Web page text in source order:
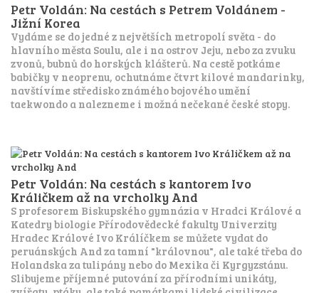
Petr Voldán: Na cestách s Petrem Voldánem -
Jižní Korea
Vydáme se do jedné z největších metropolí světa - do
hlavního města Soulu, ale i na ostrov Jeju, nebo za zvuku
zvonů, bubnů do horských klášterů. Na cestě potkáme
babičky v neoprenu, ochutnáme čtvrt kilové mandarinky,
navštívíme středisko známého bojového umění
taekwondo a nalezneme i možná nečekané české stopy.
Petr Voldán: Na cestách s kantorem Ivo
Králičkem až na vrcholky And
S profesorem Biskupského gymnázia v Hradci Králové a
Katedry biologie Přírodovědecké fakulty Univerzity
Hradec Králové Ivo Králíčkem se můžete vydat do
peruánských And za tamní "královnou", ale také třeba do
Holandska za tulipány nebo do Mexika či Kyrgyzstánu.
Slibujeme příjemné putování za přírodními unikáty,